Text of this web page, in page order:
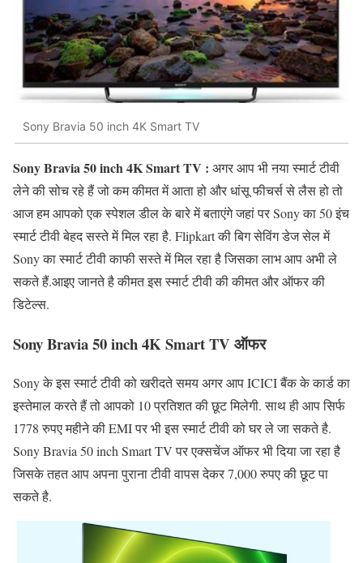
Sony Bravia 50 inch 4K Smart TV
Sony Bravia 50 inch 4K Smart TV : अगर आप भी नया स्मार्ट टीवी
लेने की सोच रहे हैं जो कम कीमत में आता हो और धांसू फीचर्स से लैस हो तो
आज हम आपको एक स्पेशल डील के बारे में बताएंगे जहां पर Sony का 50 इंच
स्मार्ट टीवी बेहद सस्ते में मिल रहा है. Flipkart की बिग सेविंग डेज सेल में
Sony का स्मार्ट टीवी काफी सस्ते में मिल रहा है जिसका लाभ आप अभी ले
सकते हैं.आइए जानते है कीमत इस स्मार्ट टीवी की कीमत और ऑफर की
डिटेल्स.
Sony Bravia 50 inch 4K Smart TV ऑफर
Sony के इस स्मार्ट टीवी को खरीदते समय अगर आप ICICI बैंक के कार्ड का
इस्तेमाल करते हैं तो आपको 10 प्रतिशत की छूट मिलेगी. साथ ही आप सिर्फ
1778 रुपए महीने की EMI पर भी इस स्मार्ट टीवी को घर ले जा सकते है.
Sony Bravia 50 inch Smart TV पर एक्सचेंज ऑफर भी दिया जा रहा है
जिसके तहत आप अपना पुराना टीवी वापस देकर 7,000 रुपए की छूट पा
सकते है.